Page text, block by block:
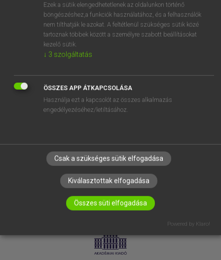
TANULÓKNAK
OKTATÁSI INTÉZMÉNYEKNEK
VÁLLALATI MEGOLDÁSOK
RÓLUNK
ELÉRHETŐSÉG
SÜTI BEÁLLÍTÁSOK
LICENCSZERZŐDÉS ADATVÉDELEM
Ezek a sütik elengedhetetlenek az oldalunkon történő
böngészéshez,a funkciók használatához, és a felhasználók
nem tilthatják le azokat. A feltétlenül szükséges sütik közé
tartoznak többek között a személyre szabott beállításokat
kezelő sütik.
↓ 3 szolgáltatás
ÖSSZES APP ÁTKAPCSOLÁSA
Használja ezt a kapcsolót az összes alkalmazás
engedélyezéséhez/letiltásához.
Csak a szükséges sütik elfogadása
Kiválasztottak elfogadása
Összes süti elfogadása
Powered by Klaro!